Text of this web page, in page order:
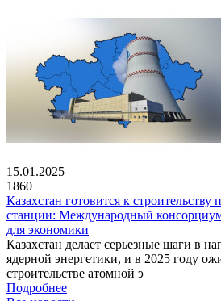
15.01.2025
1860
Казахстан готовится к строительству
станции: Международный
для экономики
Казахстан делает серьезные шаги в
ядерной энергетики, и в 2025 году
строительстве атомной э
Подробнее